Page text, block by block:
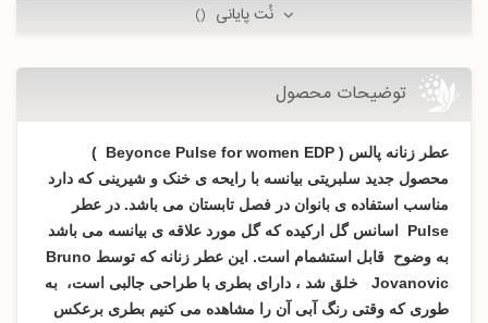
نُت پایانی ()
توضیحات محصول
عطر زنانه پالس ( Beyonce Pulse for women EDP )
محصول جدید سلبریتی بیانسه با رایحه ی خنک و شیرینی که دارد
مناسب استفاده ی بانوان در فصل تابستان می باشد. در عطر
Pulse اسانس گل ارکیده که گل مورد علاقه ی بیانسه می باشد
به وضوح قابل استشمام است. این عطر زنانه که توسط Bruno
Jovanovic خلق شد ، دارای بطری با طراحی جالبی است، به
طوری که وقتی رنگ آبی آن را مشاهده می کنیم بطری برعکس